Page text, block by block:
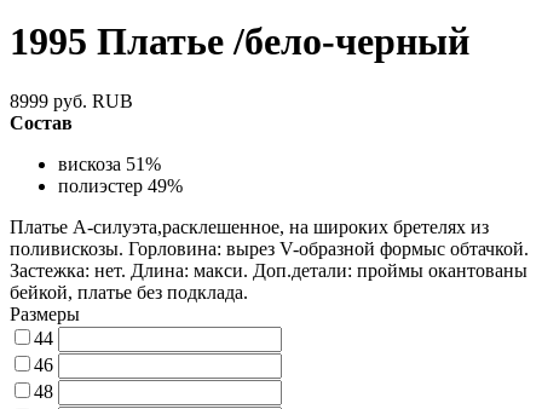
1995 Платье /бело-черный
8999 руб. RUB
Состав
вискоза 51%
полиэстер 49%
Платье А-силуэта,расклешенное, на широких бретелях из
поливискозы. Горловина: вырез V-образной формыс обтачкой.
Застежка: нет. Длина: макси. Доп.детали: проймы окантованы
бейкой, платье без подклада.
Размеры
44
46
48